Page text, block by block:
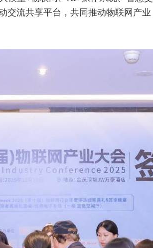
交流共享平台，共同推动物联网产业